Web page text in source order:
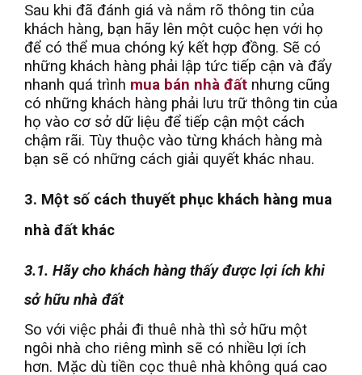
Sau khi đã đánh giá và nắm rõ thông tin của
khách hàng, bạn hãy lên một cuộc hẹn với họ
để có thể mua chóng ký kết hợp đồng. Sẽ có
những khách hàng phải lập tức tiếp cận và đẩy
nhanh quá trình mua bán nhà đất nhưng cũng
có những khách hàng phải lưu trữ thông tin của
họ vào cơ sở dữ liệu để tiếp cận một cách
chậm rãi. Tùy thuộc vào từng khách hàng mà
bạn sẽ có những cách giải quyết khác nhau.
3. Một số cách thuyết phục khách hàng mua
nhà đất khác
3.1. Hãy cho khách hàng thấy được lợi ích khi
sở hữu nhà đất
So với việc phải đi thuê nhà thì sở hữu một
ngôi nhà cho riêng mình sẽ có nhiều lợi ích
hơn. Mặc dù tiền cọc thuê nhà không quá cao